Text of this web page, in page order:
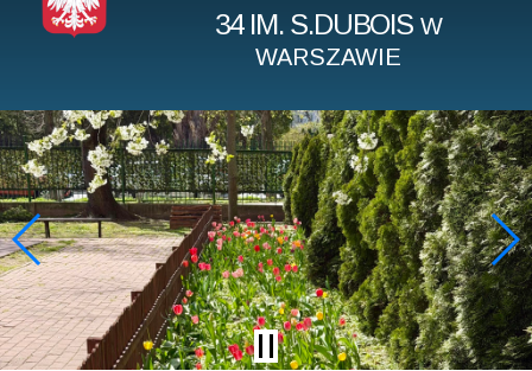
34 IM. S.DUBOIS W
WARSZAWIE